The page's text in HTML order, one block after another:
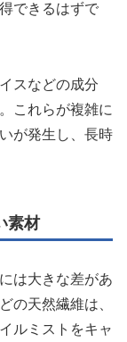
できるはずで
スなどの成分
これらが複雑に
が発生し、長時
素材
は大きな差があ
の天然繊維は、
ルミストをキャ